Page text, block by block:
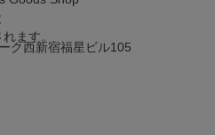
ク西新宿福星ビル105
ます。